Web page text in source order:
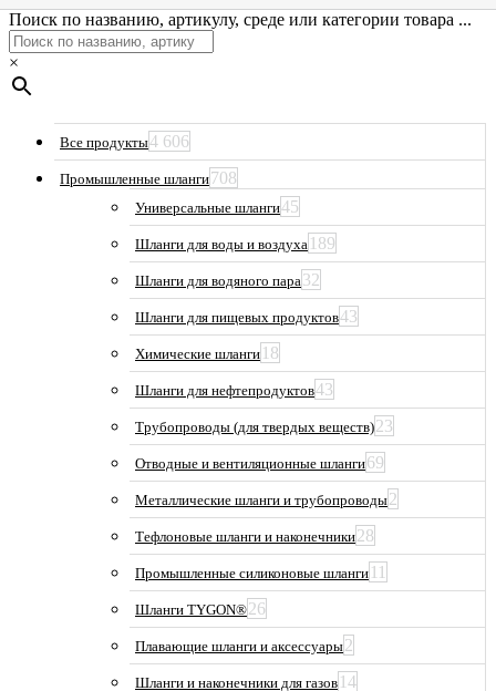
Поиск по названию, артикулу, среде или категории товара ...
×
Все продукты4 606
Промышленные шланги708
Универсальные шланги45
Шланги для воды и воздуха 189
Шланги для водяного пара32
Шланги для пищевых продуктов43
Химические шланги 18
Шланги для нефтепродуктов43
Трубопроводы (для твердых веществ)23
Отводные и вентиляционные шланги69
Металлические шланги и трубопроводы2
Тефлоновые шланги и наконечники28
Промышленные силиконовые шланги 11
Шланги TYGON®26
Плавающие шланги и аксессуары2
Шланги и наконечники для газов 14